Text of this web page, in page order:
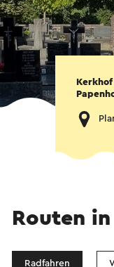
Routen
Radfahren